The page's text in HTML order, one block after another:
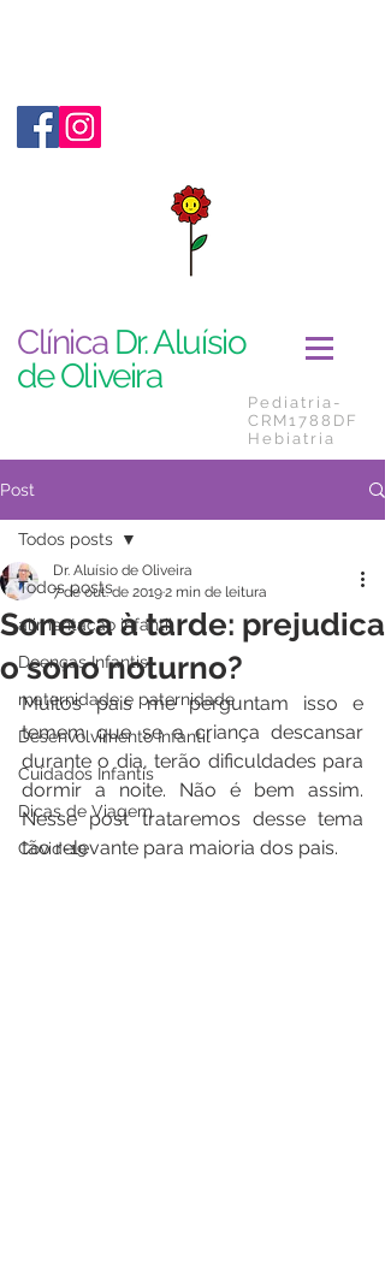
Clínica Dr. Aluísio
de Oliveira
Pediatria-
CRM1788DF
Hebiatria
Post
Todos posts
alimentação infantil
Doenças Infantis
maternidade e paternidade
Desenvolvimento Infantil
Cuidados Infantis
Dicas de Viagem
Covid-19
Todos posts
Soneca à tarde: prejudica
o sono noturno?
Dr. Aluísio de Oliveira
7 de out. de 20192 min de leitura
Muitos pais me perguntam isso e
temem que se a criança descansar
durante o dia, terão dificuldades para
dormir a noite. Não é bem assim.
Nesse post trataremos desse tema
tão relevante para maioria dos pais.